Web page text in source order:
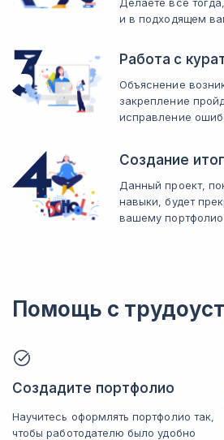
и в подходящем
Работа с
Объяснение
закрепление
исправление
Создание
Данный проект,
навыки, будет
вашему портфолио
Помощь с
Создадите портфолио
Научитесь оформлять портфолио так,
чтобы работодателю было удобно